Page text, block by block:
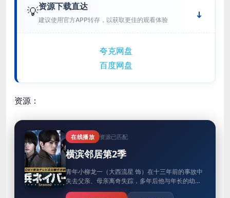
💡资源下载直达
建议使用官方APP转存，以获取更佳的观看体验
夸克网盘
百度网盘
资源：
在线播放 资源已匹配
横滨邻居第2季
青年小柳龙一（大西流星 饰）在十三年前的事故中
失去父亲、母亲离奇失踪，多年后他与年长的幼驯
染、刑警岩清水钦太（原嘉孝 饰）再度相遇，共同